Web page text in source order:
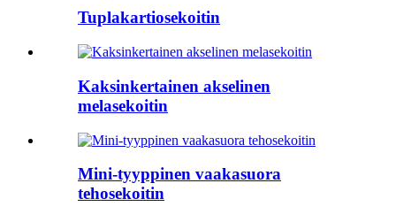
Tuplakartiosekoitin
Kaksinkertainen akselinen
melasekoitin
Mini-tyyppinen vaakasuora
tehosekoitin